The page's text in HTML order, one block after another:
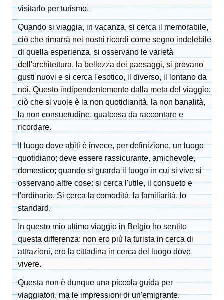
visitarlo per turismo.
Quando si viaggia, in vacanza, si cerca il memorabile,
ciò che rimarrà nei nostri ricordi come segno indelebile
di quella esperienza, si osservano le varietà
dell'architettura, la bellezza dei paesaggi, si provano
gusti nuovi e si cerca l'esotico, il diverso, il lontano da
noi. Questo indipendentemente dalla meta del viaggio:
ciò che si vuole è la non quotidianità, la non banalità,
la non consuetudine, qualcosa da raccontare e
ricordare.
Il luogo dove abiti è invece, per definizione, un luogo
quotidiano; deve essere rassicurante, amichevole,
domestico; quando si guarda il luogo in cui si vive si
osservano altre cose: si cerca l'utile, il consueto e
l'ordinario. Si cerca la comodità, la familiarità, lo
standard.
In questo mio ultimo viaggio in Belgio ho sentito
questa differenza: non ero più la turista in cerca di
attrazioni, ero la cittadina in cerca del luogo dove
vivere.
Questa non è dunque una piccola guida per
viaggiatori, ma le impressioni di un'emigrante.